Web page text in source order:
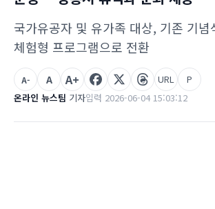
국가유공자 및 유가족 대상, 기존 기념
체험형 프로그램으로 전환
온라인 뉴스팀 기자입력 2026-06-04 15:03:12
A- A A+ URL P